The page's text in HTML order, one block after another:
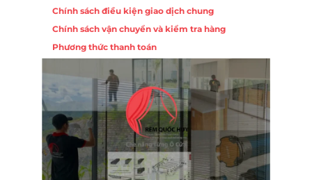
Chính sách điều kiện giao dịch chung
Chính sách vận chuyển và kiểm tra hàng
Phương thức thanh toán